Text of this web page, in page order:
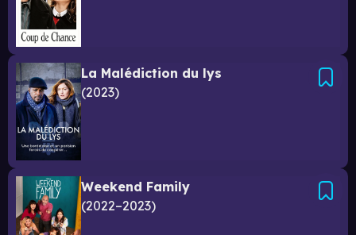
La Malédiction du lys
2023
Weekend Family
2022–2023